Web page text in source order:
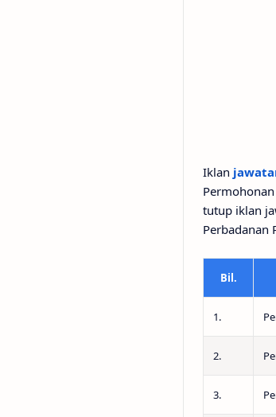
Iklan
tutup iklan
Perbadanan
Bil.
1.
2.
3.